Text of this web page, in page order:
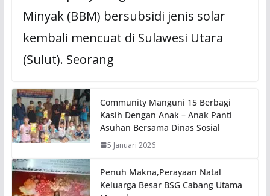
Minyak (BBM) bersubsidi jenis solar
kembali mencuat di Sulawesi Utara
(Sulut). Seorang
Community Manguni 15 Berbagi
Kasih Dengan Anak – Anak Panti
Asuhan Bersama Dinas Sosial
5 Januari 2026
Penuh Makna,Perayaan Natal
Keluarga Besar BSG Cabang Utama